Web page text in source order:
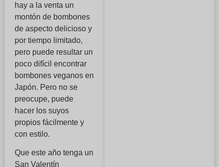
hay a la venta un
montón de bombones
de aspecto delicioso y
por tiempo limitado,
pero puede resultar un
poco difícil encontrar
bombones veganos en
Japón. Pero no se
preocupe, puede
hacer los suyos
propios fácilmente y
con estilo.
Que este año tenga un
San Valentín